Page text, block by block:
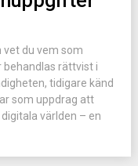
vet du vem som
rättvist i
tidigare känd
som uppdrag att
världen – en